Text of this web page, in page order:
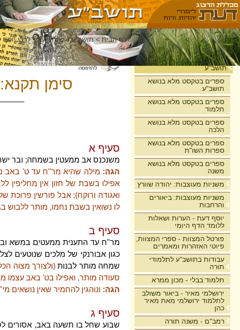
בית
תושב"ע
ספרים בטקסט מלא בנושא
תושב"ע
ספרים בטקסט מלא בנושא
תלמוד
ספרים בטקסט מלא בנושא
הלכה
ספרים בטקסט מלא בנושא
ספרות השו"ת
ספרים בטקסט מלא בנושא
משנה
משניות מעוצבות: יהודה שוורץ
משניות מעוצבות: ביאורים
והרחבות
יוסף דעת - הערות ושאלות
ללומד הדף היומי
פורטל המצוות - ספרי המצוות,
פיוטי האזהרות ומאמרים
עבודות בתושב"ע לתלמודי
תורה
תלמוד בבלי - מכון ממרא
ירושלמי מאיר - ביאור משולב
לתלמוד ירושלמי מאת מאיר
כהן
רמב"ם - משנה תורה
דף הבית >תושב"ע >שולחן ערוך לרבי יוסף
סימן
סעיף א
משנכנס אב ממעטין בשמחה; ובר
הגה: מילה שהיא מר"ח עד ט' באב
אפילו בשבת של חזון אין
ואגודה ורוקח); אבל פורשין
לו נשואין בשבת נחמו, מותר ללבוש
סעיף ב
מר"ח עד התענית ממעטים במשא
כגון אבורנקי של מלכים שנוטעים
שמחה מותר לבנות (ולצורך מצוה
סעודה מותר, ואפילו בט' באב עצמו
הגה: ונוהגין להחמיר שאין נושאים
סעיף ג
שבוע שחל בו תשעה באב, אסורים